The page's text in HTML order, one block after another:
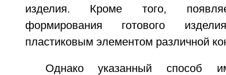
изделия. Кроме того,
формирования готового
пластиковым элементом различной
Однако указанный способ